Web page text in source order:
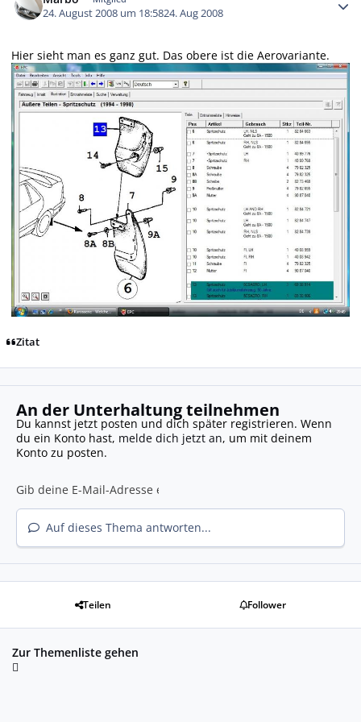
24. August 2008 um 18:5824. Aug 2008
Hier sieht man es ganz gut. Das obere ist die Aerovariante.
Zitat
An der Unterhaltung teilnehmen
Du kannst jetzt posten und dich später registrieren. Wenn
du ein Konto hast, melde dich jetzt an, um mit deinem
Konto zu posten.
Auf dieses Thema antworten...
Teilen Follower
Zur Themenliste gehen